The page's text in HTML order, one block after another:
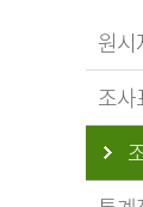
원시
조사